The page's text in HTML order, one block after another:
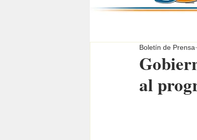
al
Boletín de Prensa